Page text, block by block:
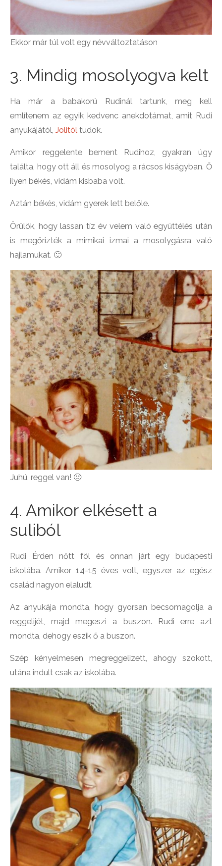
Ekkor már túl volt egy névváltoztatáson
3. Mindig mosolyogva kelt
Ha már a babakorú Rudinál tartunk, meg kell
említenem az egyik kedvenc anekdotámat, amit Rudi
anyukájától,Jolitóltudok.
Amikor reggelente bement Rudihoz, gyakran úgy
találta, hogy ott áll és mosolyog a rácsos kiságyban. Ő
ilyen békés, vidám kisbaba volt.
Aztán békés, vidám gyerek lett belőle.
Örülök, hogy lassan tíz év velem való együttélés után
is megőrizték a mimikai izmai a mosolygásra való
hajlamukat. 🙂
Juhú, reggel van! 🙂
4. Amikor elkésett a
suliból
Rudi Érden nőtt föl és onnan járt egy budapesti
iskolába. Amikor 14-15 éves volt, egyszer az egész
család nagyon elaludt.
Az anyukája mondta, hogy gyorsan becsomagolja a
reggelijét, majd megeszi a buszon. Rudi erre azt
mondta, dehogy eszik ő a buszon.
Szép kényelmesen megreggelizett, ahogy szokott,
utána indult csak az iskolába.